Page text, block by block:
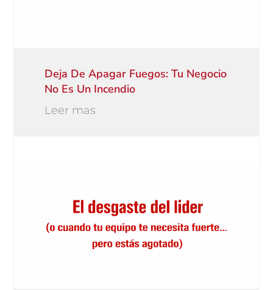
Deja De Apagar Fuegos: Tu Negocio
No Es Un Incendio
Leer mas